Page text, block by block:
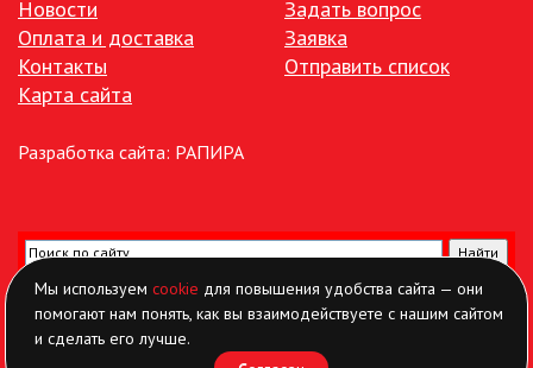
Новости
Оплата и доставка
Контакты
Карта сайта
Задать вопрос
Заявка
Отправить список
Разработка сайта: РАПИРА
Мы используемcookie для повышения удобства сайта — они
помогают нам понять, как вы взаимодействуете с нашим сайтом
и сделать его лучше.